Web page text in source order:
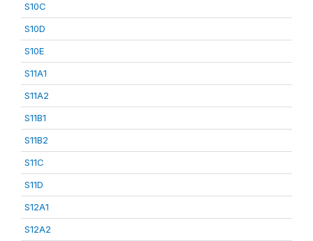
S10C
S10D
S10E
S11A1
S11A2
S11B1
S11B2
S11C
S11D
S12A1
S12A2